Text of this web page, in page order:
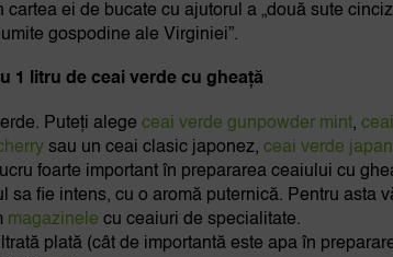
cartea ei de bucate cu ajutorul a „două sute
gospodine ale Virginiei”.
1 litru de ceai verde cu gheață
Puteți alegeceai verde gunpowder mint,ceai
sau un ceai clasic japonez,ceai verde japan
foarte important în prepararea ceaiului cu
sa fie intens, cu o aromă puternică. Pentru asta
magazinelecu ceaiuri de specialitate.
plată (cât de importantă este apa în